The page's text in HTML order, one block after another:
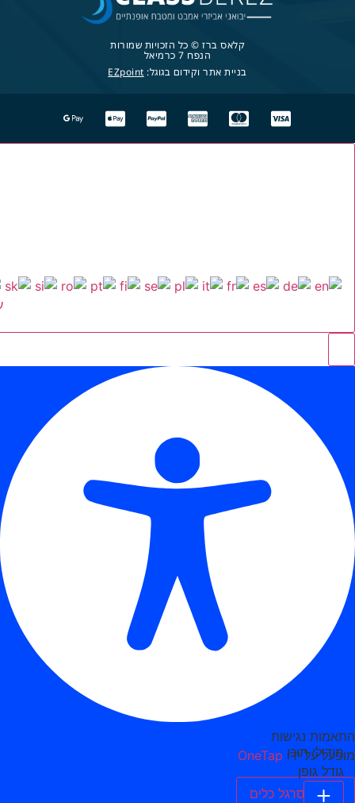
קלאס ברז © כל הזכויות שמורות
הנפח 7 כרמיאל
בניית אתר וקידום בגוגל: EZpoint
התאמות נגישות
מופעל על ידי OneTap
הסתר סרגל כלים
מודולי תוכן
גודל גופן